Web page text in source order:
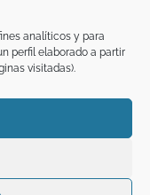
analíticos y para
perfil elaborado a partir
visitadas).
derechos de propiedad